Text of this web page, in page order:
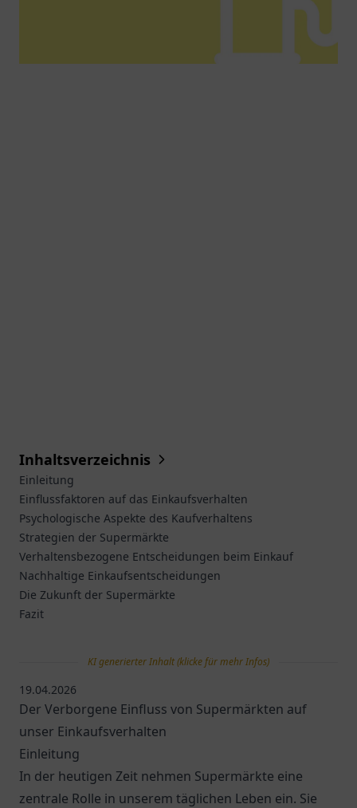
Inhaltsverzeichnis
Einleitung
Einflussfaktoren auf das Einkaufsverhalten
Psychologische Aspekte des Kaufverhaltens
Strategien der Supermärkte
Verhaltensbezogene Entscheidungen beim Einkauf
Nachhaltige Einkaufsentscheidungen
Die Zukunft der Supermärkte
Fazit
KI generierter Inhalt (klicke für mehr Infos)
19.04.2026
Der Verborgene Einfluss von Supermärkten auf
unser Einkaufsverhalten
Einleitung
In der heutigen Zeit nehmen Supermärkte eine
zentrale Rolle in unserem täglichen Leben ein. Sie